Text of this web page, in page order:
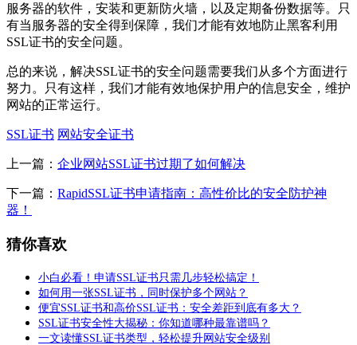
服务器的软件，安装和更新防火墙，以及定期备份数据等。只
有当服务器的安全得到保障，我们才能有效地防止黑客利用
SSL证书的安全问题。
总的来说，解决SSL证书的安全问题需要我们从多个方面进行
努力。只有这样，我们才能有效地保护用户的信息安全，维护
网站的正常运行。
SSL证书 网站安全证书
上一篇： 企业网站SSL证书过期了如何解决
下一篇： RapidSSL证书申请指南：高性价比的安全防护神
器！
猜你喜欢
小白必看！申请SSL证书只需几步轻松搞定！
如何用一张SSL证书，同时保护多个网站？
便宜SSL证书和高价SSL证书：安全差距到底有多大？
SSL证书安全性大揭秘：你知道哪种最靠谱吗？
一文读懂SSL证书类型，轻松提升网站安全级别